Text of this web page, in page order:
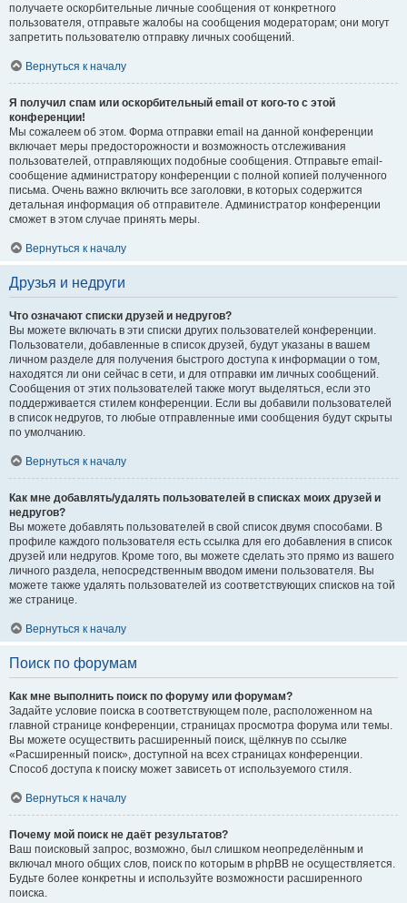
получаете оскорбительные личные сообщения от конкретного
пользователя, отправьте жалобы на сообщения модераторам; они могут
запретить пользователю отправку личных сообщений.
Вернуться к началу
Я получил спам или оскорбительный email от кого-то с этой
конференции!
Мы сожалеем об этом. Форма отправки email на данной конференции
включает меры предосторожности и возможность отслеживания
пользователей, отправляющих подобные сообщения. Отправьте email-
сообщение администратору конференции с полной копией полученного
письма. Очень важно включить все заголовки, в которых содержится
детальная информация об отправителе. Администратор конференции
сможет в этом случае принять меры.
Вернуться к началу
Друзья и недруги
Что означают списки друзей и недругов?
Вы можете включать в эти списки других пользователей конференции.
Пользователи, добавленные в список друзей, будут указаны в вашем
личном разделе для получения быстрого доступа к информации о том,
находятся ли они сейчас в сети, и для отправки им личных сообщений.
Сообщения от этих пользователей также могут выделяться, если это
поддерживается стилем конференции. Если вы добавили пользователей
в список недругов, то любые отправленные ими сообщения будут скрыты
по умолчанию.
Вернуться к началу
Как мне добавлять/удалять пользователей в списках моих друзей и
недругов?
Вы можете добавлять пользователей в свой список двумя способами. В
профиле каждого пользователя есть ссылка для его добавления в список
друзей или недругов. Кроме того, вы можете сделать это прямо из вашего
личного раздела, непосредственным вводом имени пользователя. Вы
можете также удалять пользователей из соответствующих списков на той
же странице.
Вернуться к началу
Поиск по форумам
Как мне выполнить поиск по форуму или форумам?
Задайте условие поиска в соответствующем поле, расположенном на
главной странице конференции, страницах просмотра форума или темы.
Вы можете осуществить расширенный поиск, щёлкнув по ссылке
«Расширенный поиск», доступной на всех страницах конференции.
Способ доступа к поиску может зависеть от используемого стиля.
Вернуться к началу
Почему мой поиск не даёт результатов?
Ваш поисковый запрос, возможно, был слишком неопределённым и
включал много общих слов, поиск по которым в phpBB не осуществляется.
Будьте более конкретны и используйте возможности расширенного
поиска.